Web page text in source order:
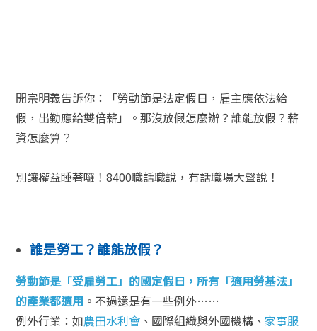
開宗明義告訴你：「勞動節是法定假日，雇主應依法給
假，出勤應給雙倍薪」。那沒放假怎麼辦？誰能放假？薪
資怎麼算？
別讓權益睡著囉！8400職話職說，有話職場大聲說！
誰是勞工？誰能放假？
勞動節是「受雇勞工」的國定假日，所有「適用勞基法」
的產業都適用 。不過還是有一些例外……
例外行業：如農田水利會 、國際組織與外國機構、家事服